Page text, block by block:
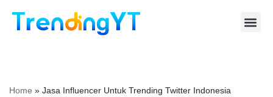
Lompat
Home » Jasa Influencer Untuk Trending Twitter Indonesia